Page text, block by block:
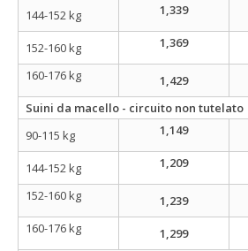
144-152 kg
1,339
152-160 kg 1,369
160-176 kg 1,429
Suini da macello - circuito non tutelato
90-115 kg
1,149
144-152 kg 1,209
152-160 kg
1,239
160-176 kg 1,299